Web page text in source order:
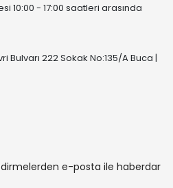
10:00 - 17:00 saatleri arasında
Bulvarı 222 Sokak No:135/A Buca |
e-posta ile haberdar